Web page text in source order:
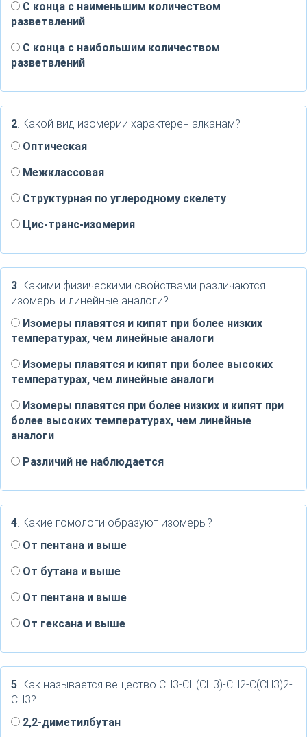
С конца с наименьшим количеством
разветвлений
С конца с наибольшим количеством
разветвлений
2. Какой вид изомерии характерен алканам?
Оптическая
Межклассовая
Структурная по углеродному скелету
Цис-транс-изомерия
3. Какими физическими свойствами различаются
изомеры и линейные аналоги?
Изомеры плавятся и кипят при более низких
температурах, чем линейные аналоги
Изомеры плавятся и кипят при более высоких
температурах, чем линейные аналоги
Изомеры плавятся при более низких и кипят при
более высоких температурах, чем линейные
аналоги
Различий не наблюдается
4. Какие гомологи образуют изомеры?
От пентана и выше
От бутана и выше
От пентана и выше
От гексана и выше
5. Как называется вещество СН3-СН(СН3)-СН2-С(СН3)2-
СН3?
2,2-диметилбутан